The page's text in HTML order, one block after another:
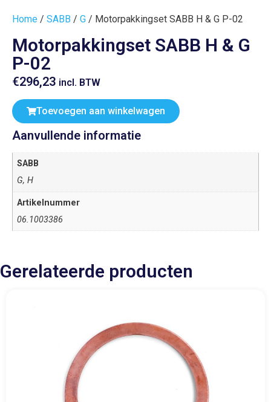
Home / SABB / G / Motorpakkingset SABB H & G P-02
Motorpakkingset SABB H & G
P-02
€296,23 incl. BTW
Toevoegen aan winkelwagen
Aanvullende informatie
SABB
G, H
Artikelnummer
06.1003386
Gerelateerde producten